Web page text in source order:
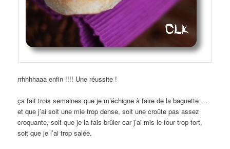
rrhhhhaaa enfin !!!! Une réussite !
ça fait trois semaines que je m’échigne à faire de la baguette …
et que j’ai soit une mie trop dense, soit une croûte pas assez
croquante, soit que je la fais brûler car j’ai mis le four trop fort,
soit que je l’ai trop salée.